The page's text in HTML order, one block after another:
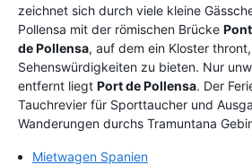
zeichnet sich durch viele kleine
Pollensa mit der römischen Brücke
de Pollensa, auf dem ein Kloster
Sehenswürdigkeiten zu bieten. Nur
entfernt liegt Port de Pollensa. Der
Tauchrevier für Sporttaucher und
Wanderungen durchs Tramuntana
Mietwagen Spanien